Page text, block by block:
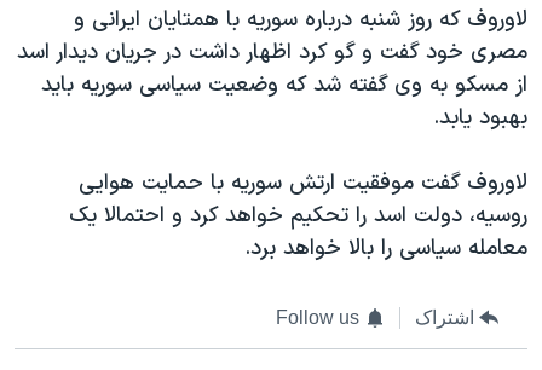
لاوروف که روز شنبه درباره سوریه با همتایان ایرانی و
مصری خود گفت و گو کرد اظهار داشت در جریان دیدار اسد
از مسکو به وی گفته شد که وضعیت سیاسی سوریه باید
بهبود یابد.
لاوروف گفت موفقیت ارتش سوریه با حمایت هوایی
روسیه، دولت اسد را تحکیم خواهد کرد و احتمالا یک
معامله سیاسی را بالا خواهد برد.
اشتراک Follow us